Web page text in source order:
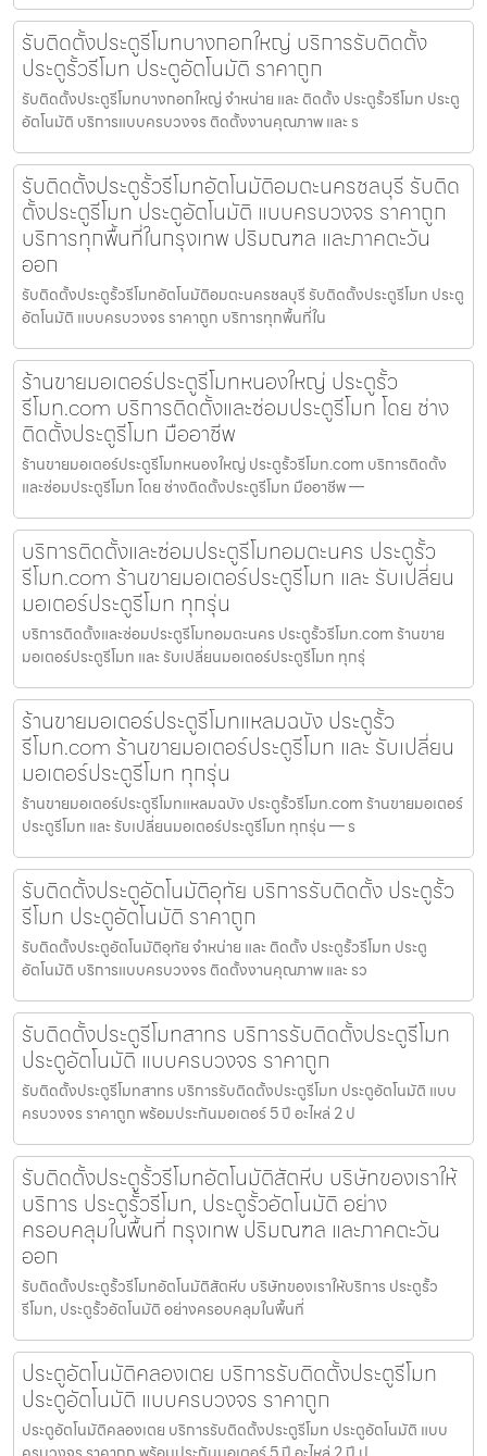
รับติดตั้งประตูรีโมทบางกอกใหญ่ บริการรับติดตั้ง
ประตูรั้วรีโมท ประตูอัตโนมัติ ราคาถูก
รับติดตั้งประตูรีโมทบางกอกใหญ่ จำหน่าย และ ติดตั้ง ประตูรั้วรีโมท ประตู
อัตโนมัติ บริการแบบครบวงจร ติดตั้งงานคุณภาพ และ ร
รับติดตั้งประตูรั้วรีโมทอัตโนมัติอมตะนครชลบุรี รับติด
ตั้งประตูรีโมท ประตูอัตโนมัติ แบบครบวงจร ราคาถูก
บริการทุกพื้นที่ในกรุงเทพ ปริมณฑล และภาคตะวัน
ออก
รับติดตั้งประตูรั้วรีโมทอัตโนมัติอมตะนครชลบุรี รับติดตั้งประตูรีโมท ประตู
อัตโนมัติ แบบครบวงจร ราคาถูก บริการทุกพื้นที่ใน
ร้านขายมอเตอร์ประตูรีโมทหนองใหญ่ ประตูรั้ว
รีโมท.com บริการติดตั้งและซ่อมประตูรีโมท โดย ช่าง
ติดตั้งประตูรีโมท มืออาชีพ
ร้านขายมอเตอร์ประตูรีโมทหนองใหญ่ ประตูรั้วรีโมท.com บริการติดตั้ง
และซ่อมประตูรีโมท โดย ช่างติดตั้งประตูรีโมท มืออาชีพ —
บริการติดตั้งและซ่อมประตูรีโมทอมตะนคร ประตูรั้ว
รีโมท.com ร้านขายมอเตอร์ประตูรีโมท และ รับเปลี่ยน
มอเตอร์ประตูรีโมท ทุกรุ่น
บริการติดตั้งและซ่อมประตูรีโมทอมตะนคร ประตูรั้วรีโมท.com ร้านขาย
มอเตอร์ประตูรีโมท และ รับเปลี่ยนมอเตอร์ประตูรีโมท ทุกรุ่
ร้านขายมอเตอร์ประตูรีโมทแหลมฉบัง ประตูรั้ว
รีโมท.com ร้านขายมอเตอร์ประตูรีโมท และ รับเปลี่ยน
มอเตอร์ประตูรีโมท ทุกรุ่น
ร้านขายมอเตอร์ประตูรีโมทแหลมฉบัง ประตูรั้วรีโมท.com ร้านขายมอเตอร์
ประตูรีโมท และ รับเปลี่ยนมอเตอร์ประตูรีโมท ทุกรุ่น — ร
รับติดตั้งประตูอัตโนมัติอุทัย บริการรับติดตั้ง ประตูรั้ว
รีโมท ประตูอัตโนมัติ ราคาถูก
รับติดตั้งประตูอัตโนมัติอุทัย จำหน่าย และ ติดตั้ง ประตูรั้วรีโมท ประตู
อัตโนมัติ บริการแบบครบวงจร ติดตั้งงานคุณภาพ และ รว
รับติดตั้งประตูรีโมทสาทร บริการรับติดตั้งประตูรีโมท
ประตูอัตโนมัติ แบบครบวงจร ราคาถูก
รับติดตั้งประตูรีโมทสาทร บริการรับติดตั้งประตูรีโมท ประตูอัตโนมัติ แบบ
ครบวงจร ราคาถูก พร้อมประกันมอเตอร์ 5 ปี อะไหล่ 2 ป
รับติดตั้งประตูรั้วรีโมทอัตโนมัติสัตหีบ บริษัทของเราให้
บริการ ประตูรั้วรีโมท, ประตูรั้วอัตโนมัติ อย่าง
ครอบคลุมในพื้นที่ กรุงเทพ ปริมณฑล และภาคตะวัน
ออก
รับติดตั้งประตูรั้วรีโมทอัตโนมัติสัตหีบ บริษัทของเราให้บริการ ประตูรั้ว
รีโมท, ประตูรั้วอัตโนมัติ อย่างครอบคลุมในพื้นที่
ประตูอัตโนมัติคลองเตย บริการรับติดตั้งประตูรีโมท
ประตูอัตโนมัติ แบบครบวงจร ราคาถูก
ประตูอัตโนมัติคลองเตย บริการรับติดตั้งประตูรีโมท ประตูอัตโนมัติ แบบ